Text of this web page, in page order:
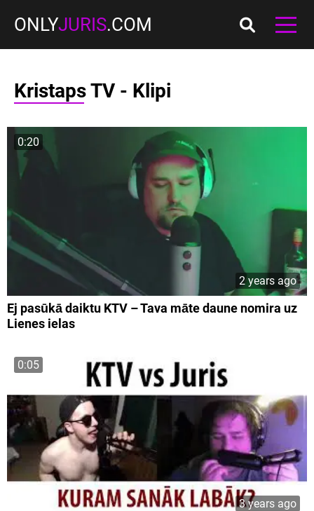
ONLYJURIS.COM
Kristaps TV - Klipi
0:20
2 years ago
Ej pasūkā daiktu KTV – Tava māte daune nomira uz
Lienes ielas
0:05
3 years ago